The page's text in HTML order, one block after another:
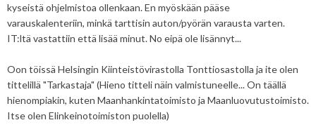
kyseistä ohjelmistoa ollenkaan. En myöskään pääse
varauskalenteriin, minkä tarttisin auton/pyörän varausta varten.
IT:ltä vastattiin että lisää minut. No eipä ole lisännyt...
Oon töissä Helsingin Kiinteistövirastolla Tonttiosastolla ja ite olen
tittelillä "Tarkastaja" (Hieno titteli näin valmistuneelle... On täällä
hienompiakin, kuten Maanhankintatoimisto ja Maanluovutustoimisto.
Itse olen Elinkeinotoimiston puolella)